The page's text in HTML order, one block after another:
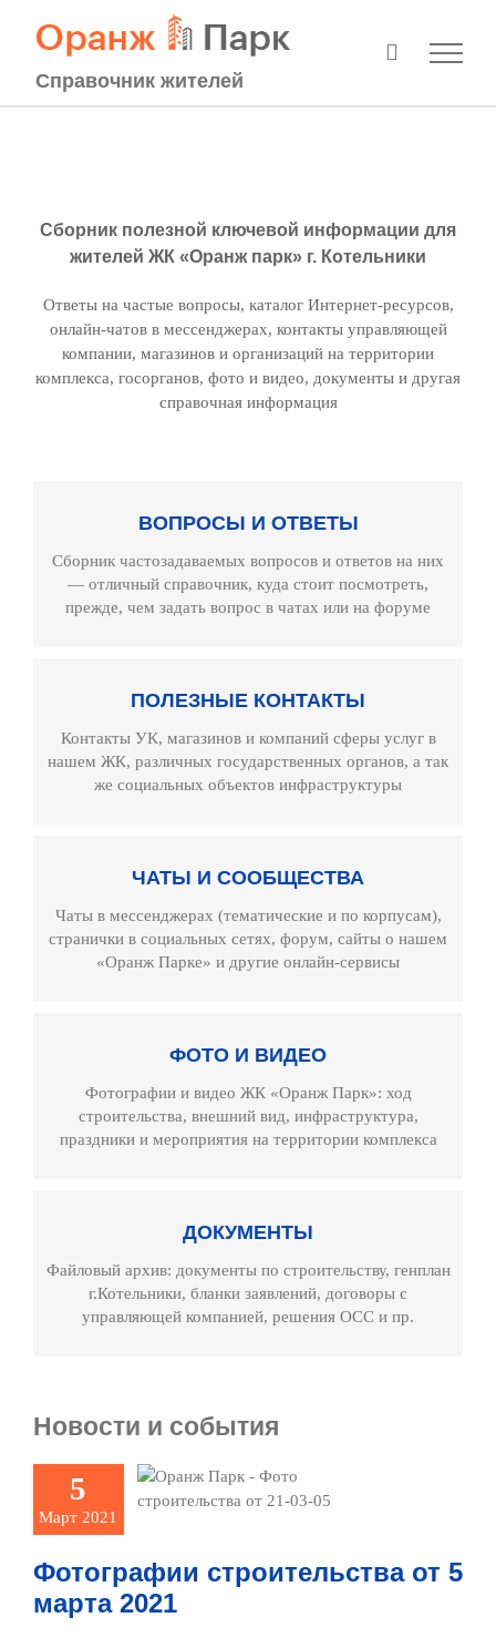
содержимому
Справочник жителей
Сборник полезной ключевой информации для
жителей ЖК «Оранж парк» г. Котельники
Ответы на частые вопросы, каталог Интернет-ресурсов,
онлайн-чатов в мессенджерах, контакты управляющей
компании, магазинов и организаций на территории
комплекса, госорганов, фото и видео, документы и другая
справочная информация
ВОПРОСЫ И ОТВЕТЫ
Сборник частозадаваемых вопросов и ответов на них
— отличный справочник, куда стоит посмотреть,
прежде, чем задать вопрос в чатах или на форуме
ПОЛЕЗНЫЕ КОНТАКТЫ
Контакты УК, магазинов и компаний сферы услуг в
нашем ЖК, различных государственных органов, а так
же социальных объектов инфраструктуры
ЧАТЫ И СООБЩЕСТВА
Чаты в мессенджерах (тематические и по корпусам),
странички в социальных сетях, форум, сайты о нашем
«Оранж Парке» и другие онлайн-сервисы
ФОТО И ВИДЕО
Фотографии и видео ЖК «Оранж Парк»: ход
строительства, внешний вид, инфраструктура,
праздники и мероприятия на территории комплекса
ДОКУМЕНТЫ
Файловый архив: документы по строительству, генплан
г.Котельники, бланки заявлений, договоры с
управляющей компанией, решения ОСС и пр.
Новости и события
5
Март 2021
2021
и видео
Фотографии строительства от 5
марта 2021